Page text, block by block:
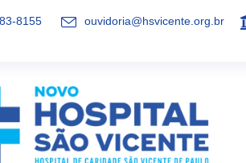
8155 ouvidoria@hsvicente.org.br